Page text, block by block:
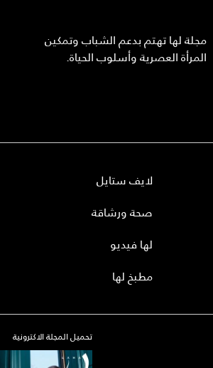
مجلة لها تهتم بدعم الشباب وتمكين
المرأة العصرية وأسلوب الحياة.
لايف ستايل
صحة ورشاقة
لها فيديو
مطبخ لها
تحميل المجلة الاكترونية